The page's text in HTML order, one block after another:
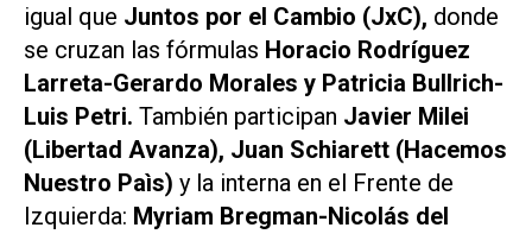
igual que Juntos por el Cambio (JxC), donde
se cruzan las fórmulas Horacio Rodríguez
Larreta-Gerardo Morales y Patricia Bullrich-
Luis Petri. También participan Javier Milei
(Libertad Avanza), Juan Schiarett (Hacemos
Nuestro Paìs) y la interna en el Frente de
Izquierda: Myriam Bregman-Nicolás del